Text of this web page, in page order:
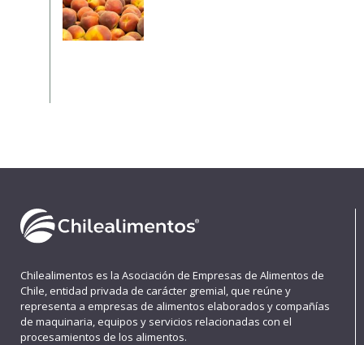
Chilealimentos es la Asociación de Empresas de Alimentos de
Chile, entidad privada de carácter gremial, que reúne y
representa a empresas de alimentos elaborados y compañías
de maquinaria, equipos y servicios relacionadas con el
procesamientos de los alimentos.